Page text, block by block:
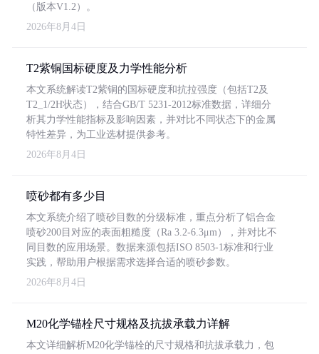
（版本V1.2）。
2026年8月4日
T2紫铜国标硬度及力学性能分析
本文系统解读T2紫铜的国标硬度和抗拉强度（包括T2及
T2_1/2H状态），结合GB/T 5231-2012标准数据，详细分
析其力学性能指标及影响因素，并对比不同状态下的金属
特性差异，为工业选材提供参考。
2026年8月4日
喷砂都有多少目
本文系统介绍了喷砂目数的分级标准，重点分析了铝合金
喷砂200目对应的表面粗糙度（Ra 3.2-6.3μm），并对比不
同目数的应用场景。数据来源包括ISO 8503-1标准和行业
实践，帮助用户根据需求选择合适的喷砂参数。
2026年8月4日
M20化学锚栓尺寸规格及抗拔承载力详解
本文详细解析M20化学锚栓的尺寸规格和抗拔承载力，包